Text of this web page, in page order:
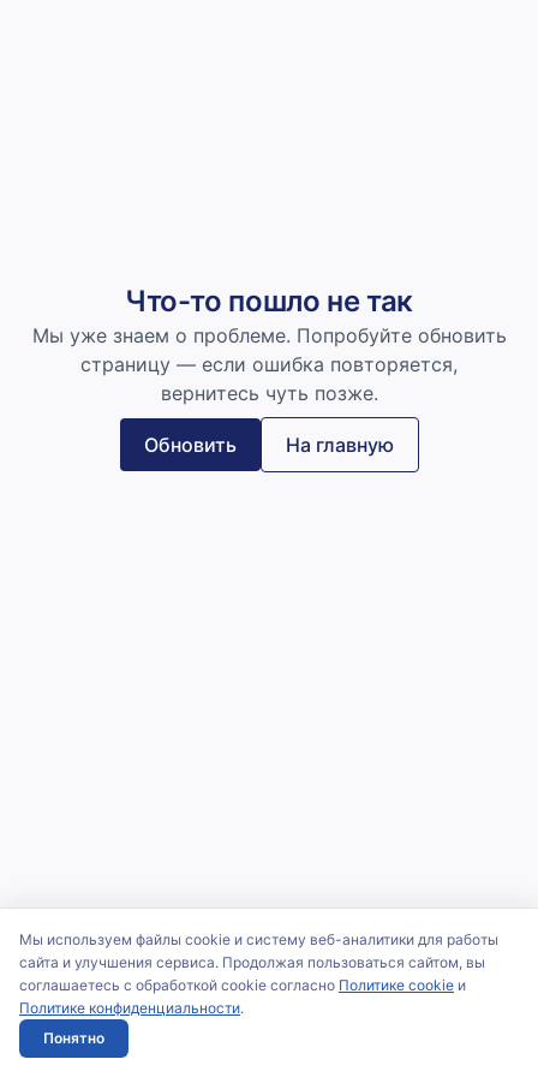
Что-то пошло не так
Мы уже знаем о проблеме. Попробуйте обновить
страницу — если ошибка повторяется,
вернитесь чуть позже.
Обновить На главную
Мы используем файлы cookie и систему веб-аналитики для работы
сайта и улучшения сервиса. Продолжая пользоваться сайтом, вы
соглашаетесь с обработкой cookie согласно Политике cookie и
Политике конфиденциальности.
Понятно